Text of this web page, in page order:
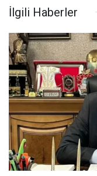
İlgili Haberler